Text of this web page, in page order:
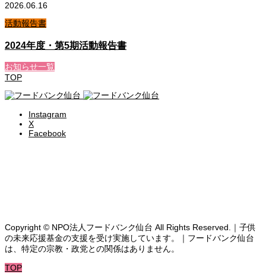
2026.06.16
活動報告書
2024年度・第5期活動報告書
お知らせ一覧
TOP
Instagram
X
Facebook
Copyright © NPO法人フードバンク仙台 All Rights Reserved.｜子供
の未来応援基金の支援を受け実施しています。｜フードバンク仙台
は、特定の宗教・政党との関係はありません。
TOP